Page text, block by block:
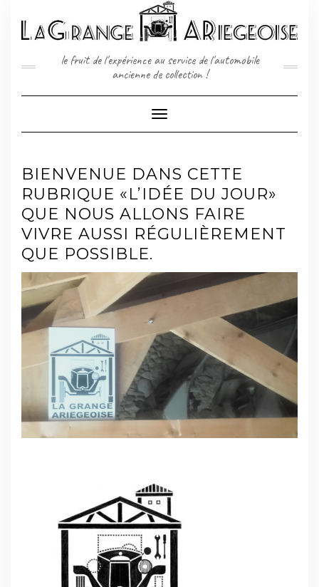
content
le fruit de l'expérience au service de l'automobile
ancienne de collection !
Toggle
Navigation
BIENVENUE DANS CETTE
RUBRIQUE «L’IDÉE DU JOUR»
QUE NOUS ALLONS FAIRE
VIVRE AUSSI RÉGULIÈREMENT
QUE POSSIBLE.